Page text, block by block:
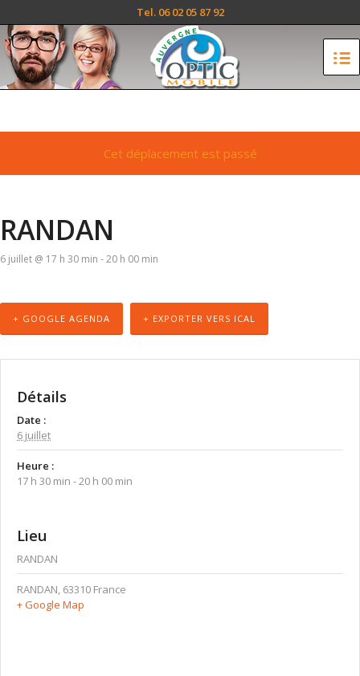
Tel. 06 02 05 87 92
Cet déplacement est passé
RANDAN
6 juillet @ 17 h 30 min -20 h 00 min
+ GOOGLE AGENDA + EXPORTER VERS ICAL
Détails
Date :
6 juillet
Heure :
17 h 30 min - 20 h 00 min
Lieu
RANDAN
RANDAN, 63310 France
+ Google Map